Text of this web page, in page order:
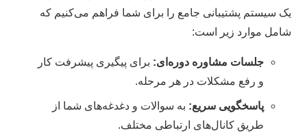
یک سیستم پشتیبانی جامع را برای شما فراهم می‌کنیم که
شامل موارد زیر است:
جلسات مشاوره دوره‌ای: برای پیگیری پیشرفت کار
و رفع مشکلات در هر مرحله.
پاسخگویی سریع: به سوالات و دغدغه‌های شما از
طریق کانال‌های ارتباطی مختلف.